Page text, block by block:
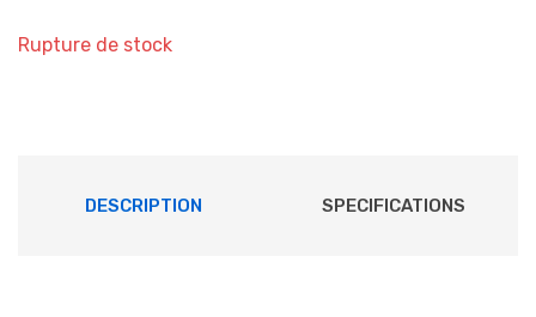
prix
د.م.699,00.
د.م.599,00.
Rupture de stock
DESCRIPTION SPECIFICATIONS